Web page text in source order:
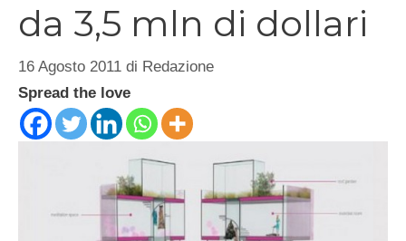
da 3,5 mln di dollari
16 Agosto 2011 di Redazione
Spread the love